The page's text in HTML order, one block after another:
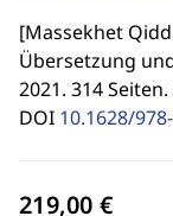
[Massekhet
Übersetzung
2021. 314
DOI 10.1628/